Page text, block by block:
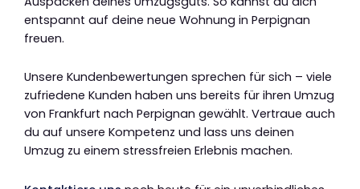
entspannt auf deine neue Wohnung in Perpignan
freuen.
Unsere Kundenbewertungen sprechen für sich – viele
zufriedene Kunden haben uns bereits für ihren Umzug
von Frankfurt nach Perpignan gewählt. Vertraue auch
du auf unsere Kompetenz und lass uns deinen
Umzug zu einem stressfreien Erlebnis machen.